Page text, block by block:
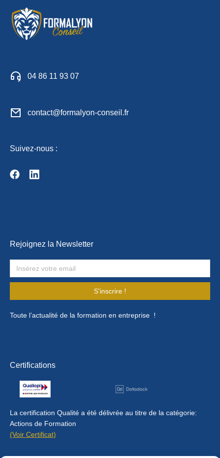
04 86 11 93 07
contact@formalyon-conseil.fr
Suivez-nous :
Rejoignez la Newsletter
S'inscrire !
Toute l’actualité de la formation en entreprise !
Certifications
La certification Qualité a été délivrée au titre de la catégorie:
Actions de Formation
(Voir Certificat)